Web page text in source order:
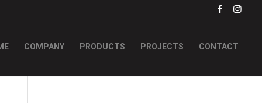
COMPANY PRODUCTS PROJECTS CONTACT